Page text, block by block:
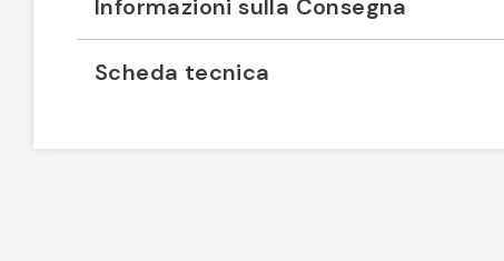
Informazioni sulla Consegna
Scheda tecnica